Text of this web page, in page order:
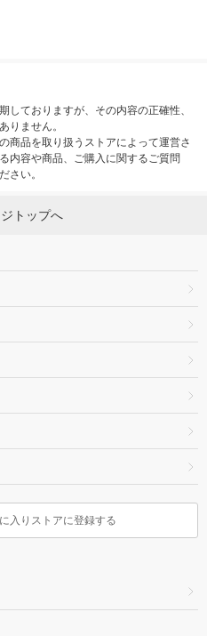
しておりますが、その内容の正確性、
りません。
商品を取り扱うストアによって運営さ
内容や商品、ご購入に関するご質問
さい。
トップへ
入りストアに登録する